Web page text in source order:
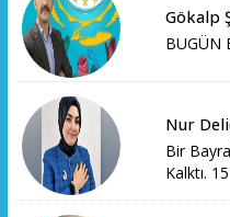
Gökalp
BUGÜN
Nur
Bir
Kalktı.